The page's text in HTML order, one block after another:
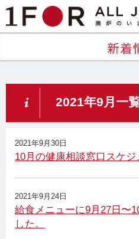
2021年9月一
2021年9月30日
10月の健康相談窓口スケ
2021年9月24日
給食メニューに9月27日〜
した。